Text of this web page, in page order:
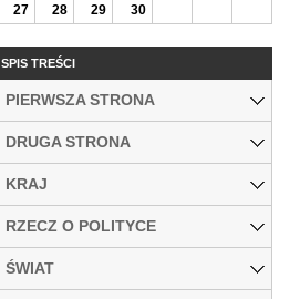
27
28 29 30
SPIS TREŚCI
PIERWSZA STRONA
DRUGA STRONA
KRAJ
RZECZ O POLITYCE
ŚWIAT